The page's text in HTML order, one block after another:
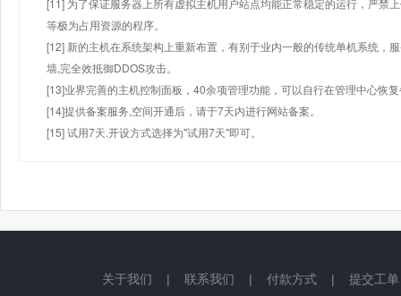
[11] 为了保证服务器上所有虚拟主机用户站点均能正常稳定的运行，严禁
等极为占用资源的程序。
[12] 新的主机在系统架构上重新布置，有别于业内一般的传统单机系统，
墙,完全效抵御DDOS攻击。
[13]业界完善的主机控制面板，40余项管理功能，可以自行在管理中心恢
[14]提供备案服务,空间开通后，请于7天内进行网站备案。
[15] 试用7天.开设方式选择为"试用7天"即可。
关于我们 | 联系我们 | 付款方式 | 提交工单